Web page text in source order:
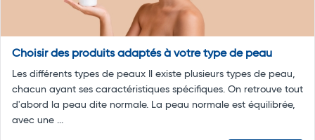
Choisir des produits adaptés à votre type de peau
Les différents types de peaux Il existe plusieurs types de peau,
chacun ayant ses caractéristiques spécifiques. On retrouve tout
d'abord la peau dite normale. La peau normale est équilibrée,
avec une ...